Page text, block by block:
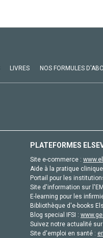
LIVRES NOS FORMULES
PLATEFORMES
Site e-commerce :
Aide à la pratique
Portail pour les
Site d'information sur
E-learning pour les
Bibliothèque d'e-books
Blog special IFSI :
Suivez notre actualité
Site d'emploi en santé :